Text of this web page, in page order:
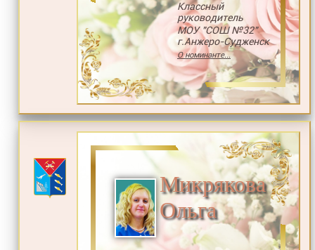
Классный
руководитель
МОУ "СОШ №32"
г.Анжеро-Судженск
О номинанте...
Микрякова
Ольга